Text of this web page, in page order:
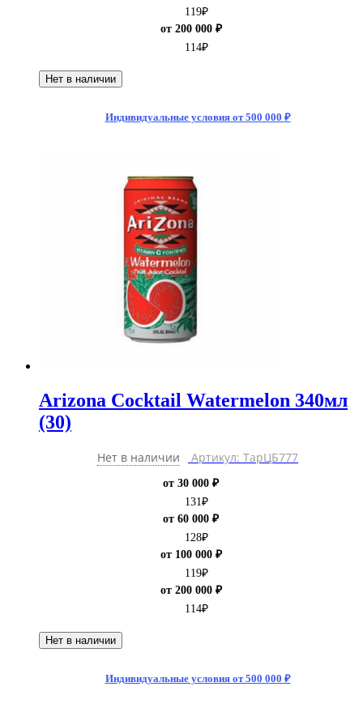
119₽
от 200 000 ₽
114₽
Нет в наличии
Индивидуальные условия от 500 000 ₽
Arizona Cocktail Watermelon 340мл
(30)
Нет в наличии Артикул: ТарЦБ777
от 30 000 ₽
131₽
от 60 000 ₽
128₽
от 100 000 ₽
119₽
от 200 000 ₽
114₽
Нет в наличии
Индивидуальные условия от 500 000 ₽